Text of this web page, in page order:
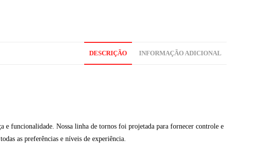
DESCRIÇÃO INFORMAÇÃO ADICIONAL
e funcionalidade. Nossa linha de tornos foi projetada para fornecer controle e
as preferências e níveis de experiência.